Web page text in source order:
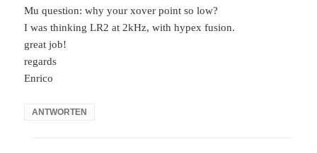
Mu question: why your xover point so low?
I was thinking LR2 at 2kHz, with hypex fusion.
great job!
regards
Enrico
ANTWORTEN